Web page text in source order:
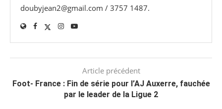
doubyjean2@gmail.com / 3757 1487.
Article précédent
Foot- France : Fin de série pour l’AJ Auxerre, fauchée
par le leader de la Ligue 2